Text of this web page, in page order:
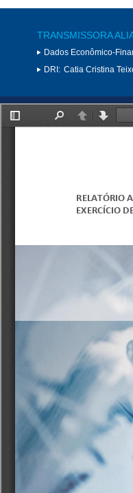
TRANSMISSORA
Dados Econômico-
DRI: Catia Cristina